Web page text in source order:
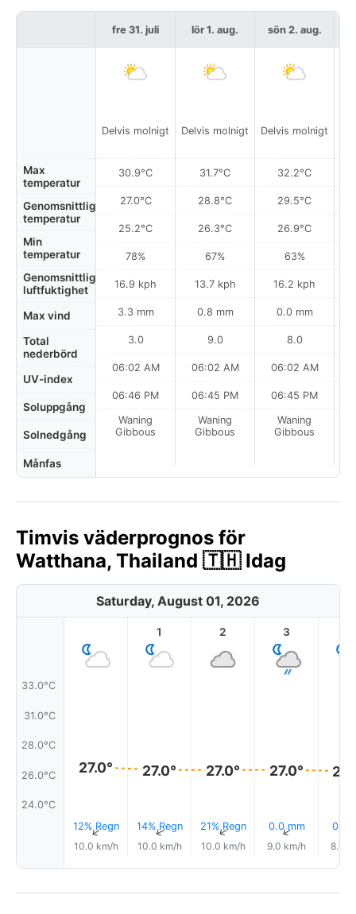
Max
temperatur
Genomsnittlig
temperatur
Min
temperatur
Genomsnittlig
luftfuktighet
Max vind
Total
nederbörd
UV-index
Soluppgång
Solnedgång
Månfas
fre 31. juli
Delvis molnigt
30.9°C
27.0°C
25.2°C
78%
16.9 kph
3.3 mm
3.0
06:02 AM
06:46 PM
Waning
Gibbous
lör 1. aug.
Delvis molnigt
31.7°C
28.8°C
26.3°C
67%
13.7 kph
0.8 mm
9.0
06:02 AM
06:45 PM
Waning
Gibbous
sön 2. aug.
Delvis molnigt
32.2°C
29.5°C
26.9°C
63%
16.2 kph
0.0 mm
8.0
06:02 AM
06:45 PM
Waning
Gibbous
Timvis väderprognos för
Watthana, Thailand 🇹🇭 Idag
Saturday, August 01, 2026
33.0°C
31.0°C
28.0°C
26.0°C
24.0°C
27.0°
12% Regn
↑
10.0 km/h
1
27.0°
14% Regn
↑
10.0 km/h
2
27.0°
21% Regn
↑
10.0 km/h
3
27.0°
0.0 mm
↑
9.0 km/h
0.2
8.0